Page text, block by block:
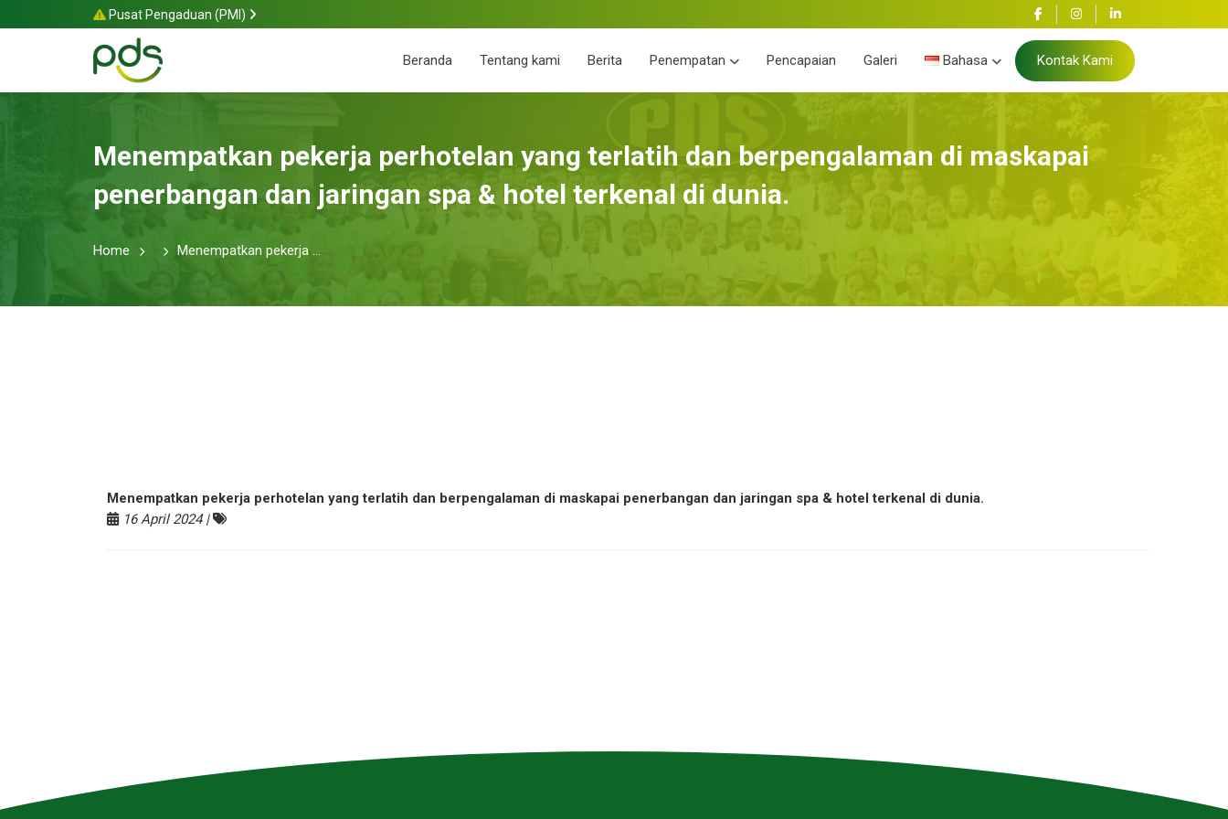
Pusat Pengaduan (PMI)
Beranda Tentang kami Berita Penempatan Pencapaian Galeri Bahasa Kontak Kami
Menempatkan pekerja perhotelan yang terlatih dan berpengalaman di maskapai
penerbangan dan jaringan spa & hotel terkenal di dunia.
Home Menempatkan pekerja ...
Menempatkan pekerja perhotelan yang terlatih dan berpengalaman di maskapai penerbangan dan jaringan spa & hotel terkenal di dunia.
16 April 2024 |